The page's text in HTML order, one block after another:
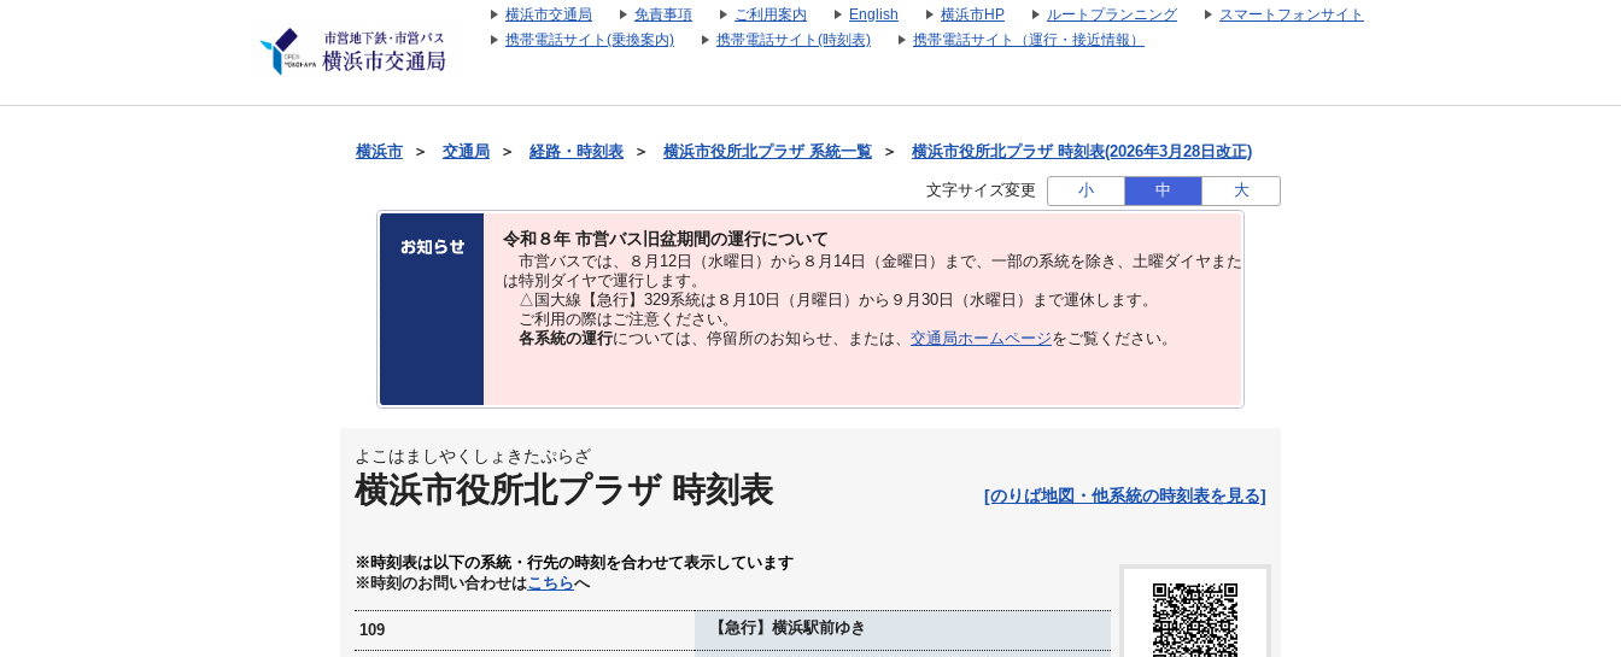
横浜市交通局 免責事項 ご利用案内 English 横浜市HP ルートプランニング
スマートフォンサイト
携帯電話サイト(乗換案内)
携帯電話サイト(時刻表) 携帯電話サイト（運行・接近情報）
横浜市 ＞ 交通局 ＞ 経路・時刻表 ＞ 横浜市役所北プラザ 系統一覧 ＞ 横浜市役所北プラザ 時刻表(2026年3月28日改正)
文字サイズ変更 小 中 大
令和８年 市営バス旧盆期間の運行について
市営バスでは、８⽉12⽇（水曜日）から８⽉14⽇（金曜日）まで、⼀部の系統を除き、⼟曜ダイヤまた
は特別ダイヤで運⾏します。
△国大線【急行】329系統は８月10日（月曜日）から９月30日（水曜日）まで運休します。
ご利用の際はご注意ください。
各系統の運行については、停留所のお知らせ、または、 交通局ホームページをご覧ください。
よこはましやくしょきたぷらざ
横浜市役所北プラザ 時刻表 [のりば地図・他系統の時刻表を見る]
※時刻表は以下の系統・行先の時刻を合わせて表示しています
※時刻のお問い合わせはこちらへ
109 【急行】横浜駅前ゆき